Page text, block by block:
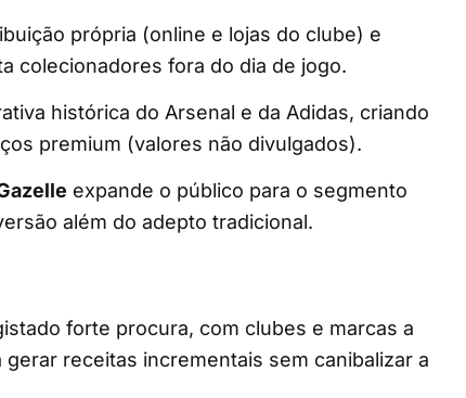
própria (online e lojas do clube) e
colecionadores fora do dia de jogo.
histórica do Arsenal e da Adidas, criando
premium (valores não divulgados).
expande o público para o segmento
além do adepto tradicional.
forte procura, com clubes e marcas a
gerar receitas incrementais sem canibalizar a